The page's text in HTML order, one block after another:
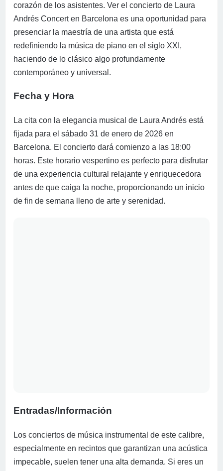
corazón de los asistentes. Ver el concierto de Laura
Andrés Concert en Barcelona es una oportunidad para
presenciar la maestría de una artista que está
redefiniendo la música de piano en el siglo XXI,
haciendo de lo clásico algo profundamente
contemporáneo y universal.
Fecha y Hora
La cita con la elegancia musical de Laura Andrés está
fijada para el sábado 31 de enero de 2026 en
Barcelona. El concierto dará comienzo a las 18:00
horas. Este horario vespertino es perfecto para disfrutar
de una experiencia cultural relajante y enriquecedora
antes de que caiga la noche, proporcionando un inicio
de fin de semana lleno de arte y serenidad.
Entradas/Información
Los conciertos de música instrumental de este calibre,
especialmente en recintos que garantizan una acústica
impecable, suelen tener una alta demanda. Si eres un